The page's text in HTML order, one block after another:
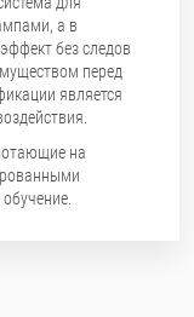
а в
без следов
перед
является
на